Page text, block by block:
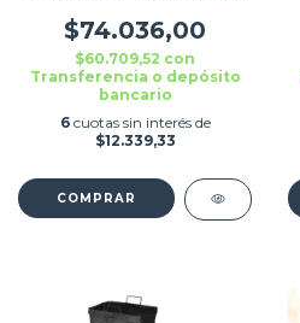
$74.036,00
$60.709,52 con
Transferencia o depósito
bancario
6 cuotas sin interés de
$12.339,33